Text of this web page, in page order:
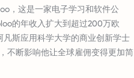
，这是一家电子学习和软件公
的年收入扩大到超过200万欧
斯应用科学大学的商业创新学士
不断影响他让全球雇佣变得更加简